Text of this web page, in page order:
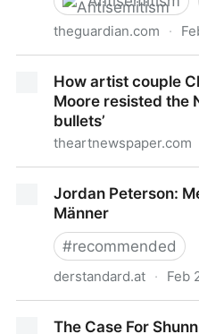
theguardian.com ·
How artist couple
Moore resisted the
bullets’
theartnewspaper.com
resisted the Nazis with
Jordan Peterson:
Männer
#recommended
derstandard.at · Feb
The Case For